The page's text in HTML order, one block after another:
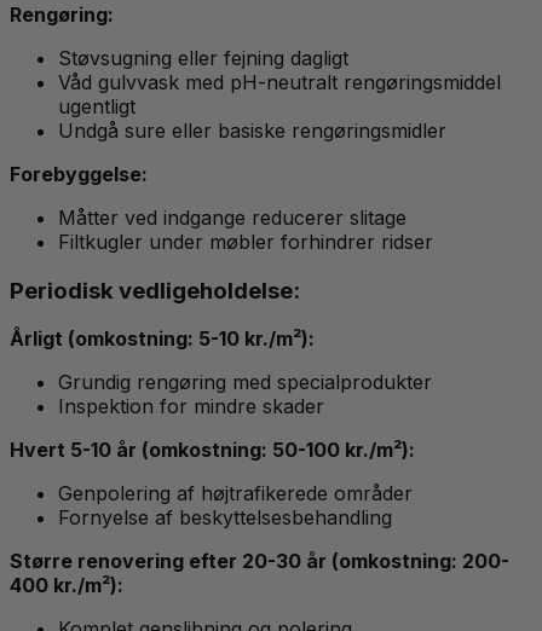
Rengøring:
Støvsugning eller fejning dagligt
Våd gulvvask med pH-neutralt rengøringsmiddel
ugentligt
Undgå sure eller basiske rengøringsmidler
Forebyggelse:
Måtter ved indgange reducerer slitage
Filtkugler under møbler forhindrer ridser
Periodisk vedligeholdelse:
Årligt (omkostning: 5-10 kr./m²):
Grundig rengøring med specialprodukter
Inspektion for mindre skader
Hvert 5-10 år (omkostning: 50-100 kr./m²):
Genpolering af højtrafikerede områder
Fornyelse af beskyttelsesbehandling
Større renovering efter 20-30 år (omkostning: 200-
400 kr./m²):